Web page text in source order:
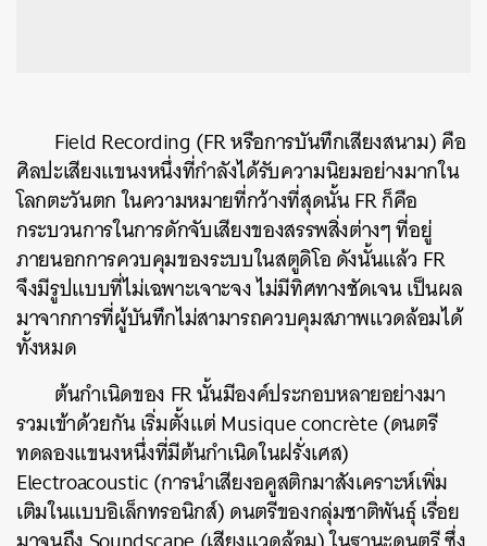
Field Recording (FR หรือการบันทึกเสียงสนาม) คือ
ศิลปะเสียงแขนงหนึ่งที่กำลังได้รับความนิยมอย่างมากใน
โลกตะวันตก ในความหมายที่กว้างที่สุดนั้น FR ก็คือ
กระบวนการในการดักจับเสียงของสรรพสิ่งต่างๆ ที่อยู่
ภายนอกการควบคุมของระบบในสตูดิโอ ดังนั้นแล้ว FR
จึงมีรูปแบบที่ไม่เฉพาะเจาะจง ไม่มีทิศทางชัดเจน เป็นผล
มาจากการที่ผู้บันทึกไม่สามารถควบคุมสภาพแวดล้อมได้
ทั้งหมด
ต้นกำเนิดของ FR นั้นมีองค์ประกอบหลายอย่างมา
รวมเข้าด้วยกัน เริ่มตั้งแต่ Musique concrète (ดนตรี
ทดลองแขนงหนึ่งที่มีต้นกำเนิดในฝรั่งเศส)
Electroacoustic (การนำเสียงอคูสติกมาสังเคราะห์เพิ่ม
เติมในแบบอิเล็กทรอนิกส์) ดนตรีของกลุ่มชาติพันธุ์ เรื่อย